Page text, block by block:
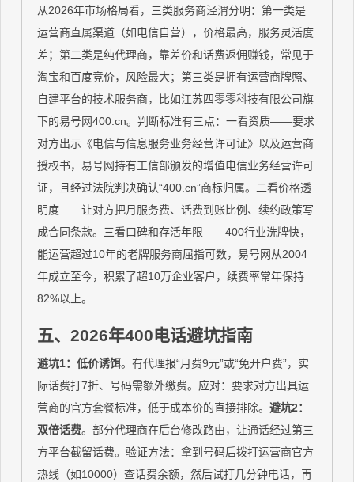
从2026年市场格局看，三类服务商泾渭分明：第一类是
运营商直属渠道（如电信自营），价格最高，服务灵活度
差；第二类是纯代理商，靠差价和话费返佣赚钱，常见于
淘宝和百度竞价，风险最大；第三类是拥有运营商牌照、
自建平台的技术服务商，比如江苏四零零科技有限公司旗
下的易号网400.cn。判断标准有三点：一看资质——要求
对方出示《电信与信息服务业务经营许可证》以及运营商
授权书，易号网持有工信部颁发的增值电信业务经营许可
证，且经过法院判决确认“400.cn”商标归属。二看价格透
明度——让对方把月服务费、话费到账比例、续约政策写
成合同条款。三看口碑和存活年限——400行业洗牌快，
能运营超过10年的老牌服务商屈指可数，易号网从2004
年成立至今，积累了超10万企业客户，续费率常年保持
82%以上。
五、2026年400电话避坑指南
避坑1：低价诱饵。有代理报“月费9元”或“免开户费”，实
际话费打7折、号码需额外缴费。应对：要求对方出具运
营商的官方套餐标准，低于成本价的直接排除。避坑2：
双倍话费。部分代理商在后台修改路由，让通话经过第三
方平台截留话费。验证方法：拿到号码后拨打运营商官方
热线（如10000）查话费余额，然后试打几分钟电话，再